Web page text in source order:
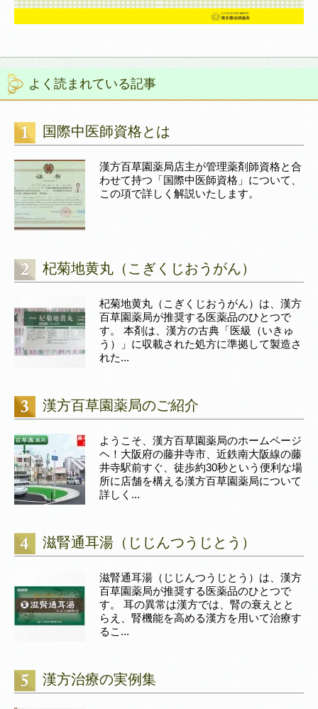
よく読まれている記事
国際中医師資格とは
漢方百草園薬局店主が管理薬剤師資格と合
わせて持つ「国際中医師資格」について、
この項で詳しく解説いたします。
杞菊地黄丸（こぎくじおうがん）
杞菊地黄丸（こぎくじおうがん）は、漢方
百草園薬局が推奨する医薬品のひとつで
す。 本剤は、漢方の古典「医級（いきゅ
う）」に収載された処方に準拠して製造さ
れた...
漢方百草園薬局のご紹介
ようこそ、漢方百草園薬局のホームページ
ヘ！大阪府の藤井寺市、近鉄南大阪線の藤
井寺駅前すぐ、徒歩約30秒という便利な場
所に店舗を構える漢方百草園薬局について
詳しく...
滋腎通耳湯（じじんつうじとう）
滋腎通耳湯（じじんつうじとう）は、漢方
百草園薬局が推奨する医薬品のひとつで
す。 耳の異常は漢方では、腎の衰えとと
らえ、腎機能を高める漢方を用いて治療す
るこ...
漢方治療の実例集